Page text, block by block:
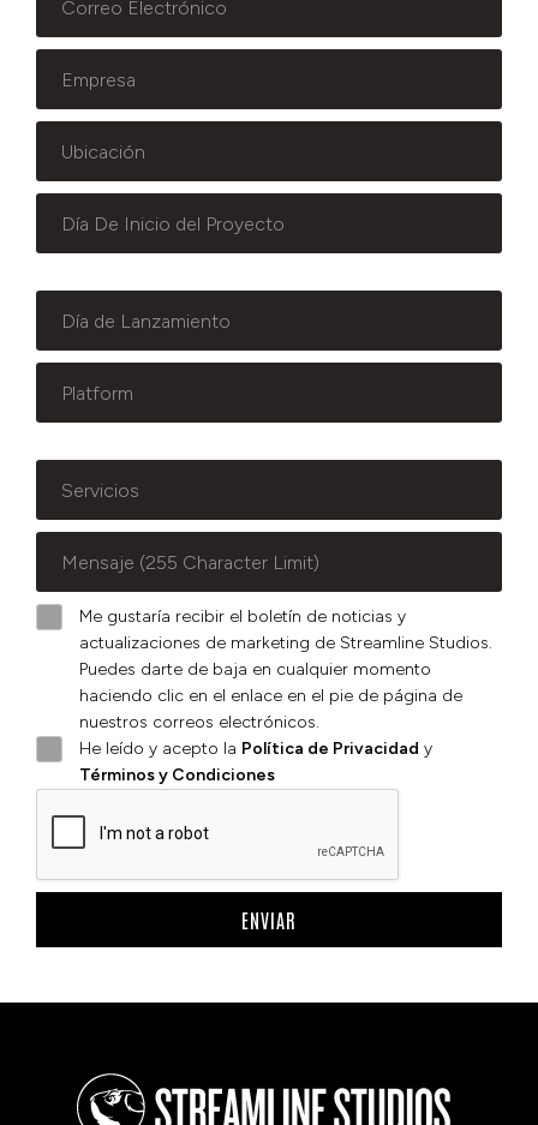
Me gustaría recibir el boletín de noticias y
actualizaciones de marketing de Streamline Studios.
Puedes darte de baja en cualquier momento
haciendo clic en el enlace en el pie de página de
nuestros correos electrónicos.
He leído y acepto la Política de Privacidad y
Términos y Condiciones